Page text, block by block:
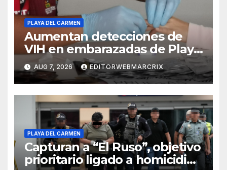
PLAYA DEL CARMEN
Aumentan detecciones de
VIH en embarazadas de Playa
del Carmen
AUG 7, 2026 EDITORWEBMARCRIX
PLAYA DEL CARMEN
Capturan a “El Ruso”, objetivo
prioritario ligado a homicidios